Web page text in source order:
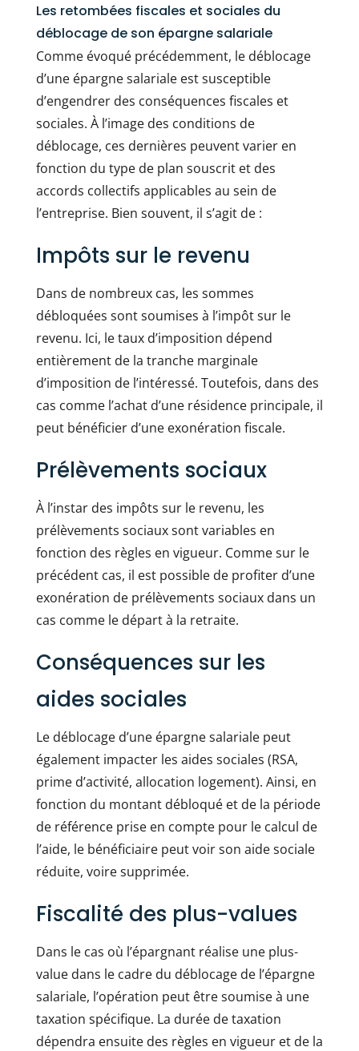
Les retombées fiscales et sociales du
déblocage de son épargne salariale
Comme évoqué précédemment, le déblocage
d’une épargne salariale est susceptible
d’engendrer des conséquences fiscales et
sociales. À l’image des conditions de
déblocage, ces dernières peuvent varier en
fonction du type de plan souscrit et des
accords collectifs applicables au sein de
l’entreprise. Bien souvent, il s’agit de :
Impôts sur le revenu
Dans de nombreux cas, les sommes
débloquées sont soumises à l’impôt sur le
revenu. Ici, le taux d’imposition dépend
entièrement de la tranche marginale
d’imposition de l’intéressé. Toutefois, dans des
cas comme l’achat d’une résidence principale, il
peut bénéficier d’une exonération fiscale.
Prélèvements sociaux
À l’instar des impôts sur le revenu, les
prélèvements sociaux sont variables en
fonction des règles en vigueur. Comme sur le
précédent cas, il est possible de profiter d’une
exonération de prélèvements sociaux dans un
cas comme le départ à la retraite.
Conséquences sur les
aides sociales
Le déblocage d’une épargne salariale peut
également impacter les aides sociales (RSA,
prime d’activité, allocation logement). Ainsi, en
fonction du montant débloqué et de la période
de référence prise en compte pour le calcul de
l’aide, le bénéficiaire peut voir son aide sociale
réduite, voire supprimée.
Fiscalité des plus-values
Dans le cas où l’épargnant réalise une plus-
value dans le cadre du déblocage de l’épargne
salariale, l’opération peut être soumise à une
taxation spécifique. La durée de taxation
dépendra ensuite des règles en vigueur et de la